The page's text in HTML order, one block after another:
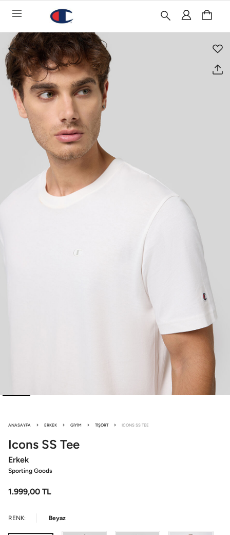
ANASAYFA ERKEK GIYIM TIŞÖRT ICONS SS TEE
Icons SS Tee
Erkek
Sporting Goods
1.999,00 TL
RENK: Beyaz